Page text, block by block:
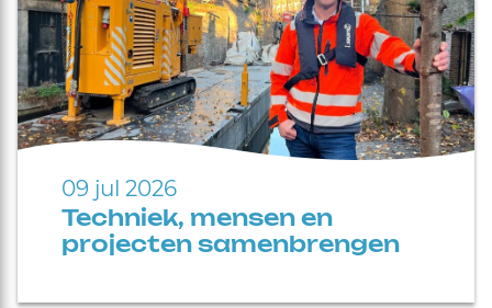
09 jul 2026
Techniek, mensen en
projecten samenbrengen